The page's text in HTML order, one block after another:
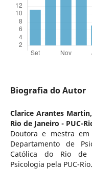
Biografia do Autor
Clarice Arantes Martin,
Rio de Janeiro - PUC-
Doutora e mestra
Departamento de
Católica do Rio de
Psicologia pela PUC-Rio.